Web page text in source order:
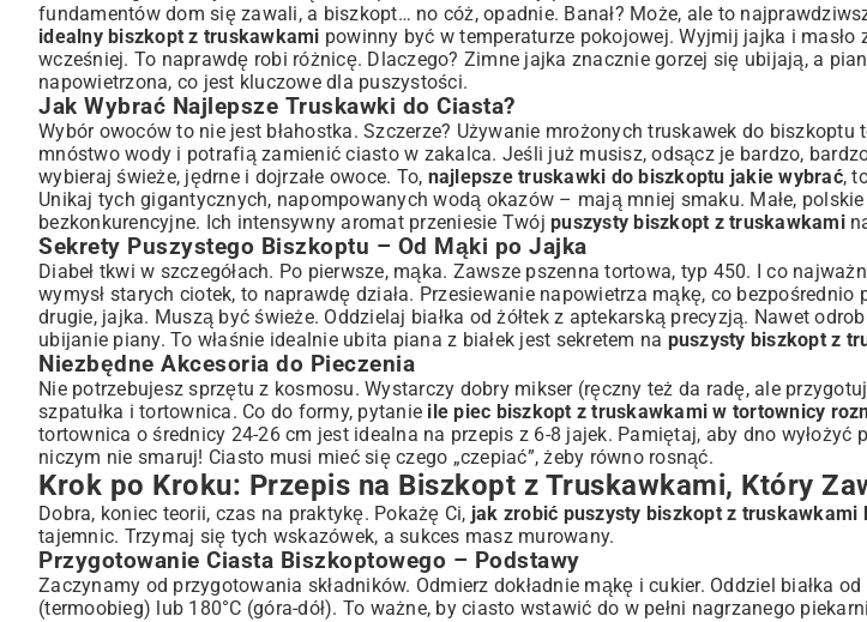
Delikatne Łączenie Składników – Unikaj Zakalca
Układanie Warstw z Truskawkami i Kremem
Pieczenie i Test „Suchego Patyczka”
Częste Błędy i Jak Ich Uniknąć Przy Pieczeniu Biszkoptu
Dlaczego Biszkopt Osiada Po Wyjęciu z Piekarnika?
Jak Zapobiec Zakalcom w Cieście?
Idealna Temperatura i Czas Pieczenia
Wariacje i Dodatki: Od Klasyki po Nowoczesność
Kremy i Polewy – Co Pasuje do Truskawek?
Pomysły na Sposoby Podania i Dekoracji
Przechowywanie Biszkoptu, Aby Dłużej Pozostał Świeży
Biszkopt Truskawkowy w Wersji Lżejszej lub Dietetycznej
Biszkopt Bez Cukru i Mniej Kalorii
Biszkopt Bezglutenowy z Truskawkami
Podsumowanie: Smak Lata na Twoim Stole
fundamentów dom się zawali, a biszkopt… no cóż, opadnie. Banał? Może, ale to
idealny biszkopt z truskawkami powinny być w temperaturze pokojowej. Wyjmij jajka i
wcześniej. To naprawdę robi różnicę. Dlaczego? Zimne jajka znacznie gorzej się ubijają, a
napowietrzona, co jest kluczowe dla puszystości.
Jak Wybrać Najlepsze Truskawki do Ciasta?
Wybór owoców to nie jest błahostka. Szczerze? Używanie mrożonych truskawek do biszkoptu
mnóstwo wody i potrafią zamienić ciasto w zakalca. Jeśli już musisz, odsącz je bardzo,
wybieraj świeże, jędrne i dojrzałe owoce. To, najlepsze truskawki do biszkoptu jakie wybrać,
Unikaj tych gigantycznych, napompowanych wodą okazów – mają mniej smaku. Małe,
bezkonkurencyjne. Ich intensywny aromat przeniesie Twój puszysty biszkopt z truskawkami
Sekrety Puszystego Biszkoptu – Od Mąki po Jajka
Diabeł tkwi w szczegółach. Po pierwsze, mąka. Zawsze pszenna tortowa, typ 450. I co
wymysł starych ciotek, to naprawdę działa. Przesiewanie napowietrza mąkę, co bezpośrednio
drugie, jajka. Muszą być świeże. Oddzielaj białka od żółtek z aptekarską precyzją. Nawet
ubijanie piany. To właśnie idealnie ubita piana z białek jest sekretem na puszysty biszkopt z
Niezbędne Akcesoria do Pieczenia
Nie potrzebujesz sprzętu z kosmosu. Wystarczy dobry mikser (ręczny też da radę, ale
szpatułka i tortownica. Co do formy, pytanie ile piec biszkopt z truskawkami w tortownicy
tortownica o średnicy 24-26 cm jest idealna na przepis z 6-8 jajek. Pamiętaj, aby dno wyłożyć
niczym nie smaruj! Ciasto musi mieć się czego „czepiać”, żeby równo rosnąć.
Krok po Kroku: Przepis na Biszkopt z Truskawkami, Który
Dobra, koniec teorii, czas na praktykę. Pokażę Ci, jak zrobić puszysty biszkopt z truskawkami
tajemnic. Trzymaj się tych wskazówek, a sukces masz murowany.
Przygotowanie Ciasta Biszkoptowego – Podstawy
Zaczynamy od przygotowania składników. Odmierz dokładnie mąkę i cukier. Oddziel białka
(termoobieg) lub 180°C (góra-dół). To ważne, by ciasto wstawić do w pełni nagrzanego